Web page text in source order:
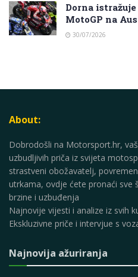
Dorna
MotoGP na
30/07/2026
About:
Dobrodošli na Motorsport.hr,
uzbudljivih priča iz svijeta
strastveni obožavatelj,
utrkama, ovdje ćete pronaći sve
brzine i uzbuđenja
Najnovije vijesti i analize iz svih
Ekskluzivne priče i intervjue s
Najnovija ažuriranja